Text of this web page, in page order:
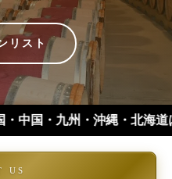
リスト
北海道は+１日 離島などは
US